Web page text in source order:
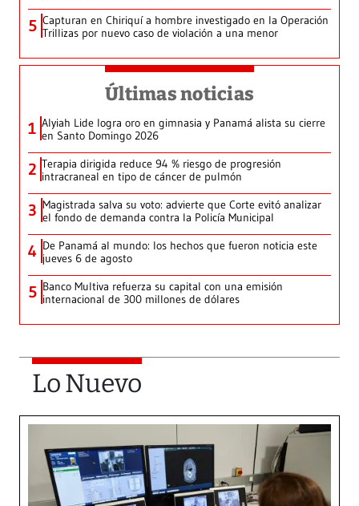
5 Capturan en Chiriquí a hombre investigado en la Operación
Trillizas por nuevo caso de violación a una menor
Últimas noticias
1 Alyiah Lide logra oro en gimnasia y Panamá alista su cierre
en Santo Domingo 2026
2 Terapia dirigida reduce 94 % riesgo de progresión
intracraneal en tipo de cáncer de pulmón
3 Magistrada salva su voto: advierte que Corte evitó analizar
el fondo de demanda contra la Policía Municipal
4 De Panamá al mundo: los hechos que fueron noticia este
jueves 6 de agosto
5 Banco Multiva refuerza su capital con una emisión
internacional de 300 millones de dólares
Lo Nuevo